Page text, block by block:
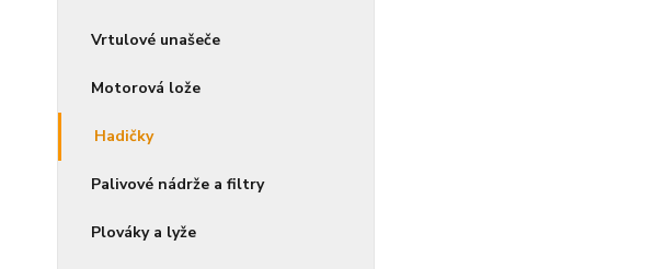
Vrtulové unašeče
Motorová lože
Hadičky
Palivové nádrže a filtry
Plováky a lyže